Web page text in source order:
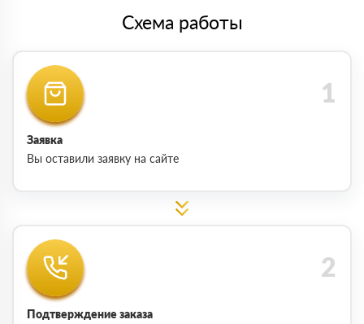
Схема работы
Заявка
Вы оставили заявку на сайте
Подтверждение заказа